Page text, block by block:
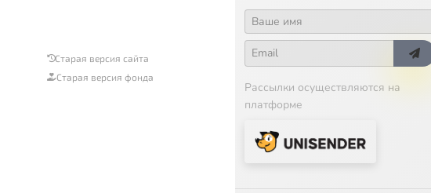
Старая версия сайта
Старая версия фонда
Рассылки осуществляются на
платформе